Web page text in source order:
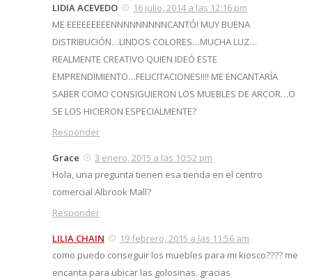
LIDIA ACEVEDO
16 julio, 2014 a las 12:16 pm
ME EEEEEEEEENNNNNNNNNCANTÓ! MUY BUENA
DISTRIBUCIÓN…LINDOS COLORES…MUCHA LUZ…
REALMENTE CREATIVO QUIEN IDEÓ ESTE
EMPRENDIMIENTO…FELICITACIONES!!!! ME ENCANTARÍA
SABER COMO CONSIGUIERON LOS MUEBLES DE ARCOR…O
SE LOS HICIERON ESPECIALMENTE?
Responder
Grace
3 enero, 2015 a las 10:52 pm
Hola, una pregunta tienen esa tienda en el centro
comercial Albrook Mall?
Responder
LILIA CHAIN
19 febrero, 2015 a las 11:56 am
como puedo conseguir los muebles para mi kiosco???? me
encanta para ubicar las golosinas. gracias